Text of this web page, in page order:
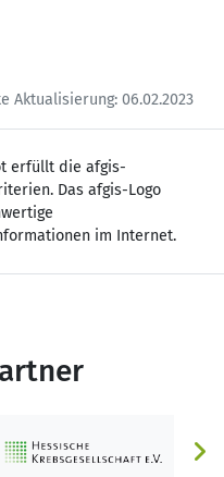
Aktualisierung: 06.02.2023
erfüllt die afgis-
Das afgis-Logo
im Internet.